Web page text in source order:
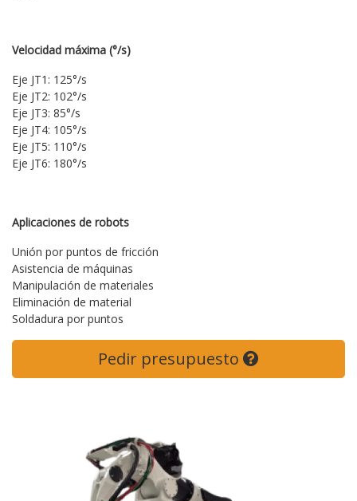
Velocidad máxima (°/s)
Eje JT1: 125°/s
Eje JT2: 102°/s
Eje JT3: 85°/s
Eje JT4: 105°/s
Eje JT5: 110°/s
Eje JT6: 180°/s
Aplicaciones de robots
Unión por puntos de fricción
Asistencia de máquinas
Manipulación de materiales
Eliminación de material
Soldadura por puntos
Pedir presupuesto